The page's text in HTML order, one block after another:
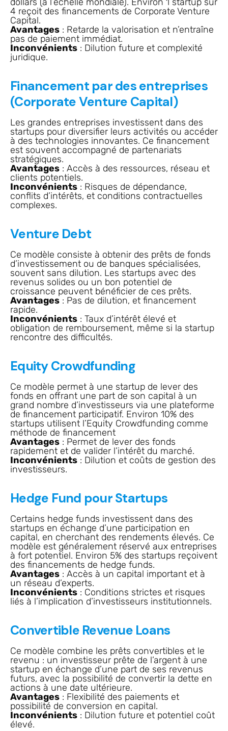
4 reçoit des financements de Corporate Venture
Capital.
Avantages : Retarde la valorisation et n’entraîne
pas de paiement immédiat.
Inconvénients : Dilution future et complexité
juridique.
Financement par des entreprises
(Corporate Venture Capital)
Les grandes entreprises investissent dans des
startups pour diversifier leurs activités ou accéder
à des technologies innovantes. Ce financement
est souvent accompagné de partenariats
stratégiques.
Avantages : Accès à des ressources, réseau et
clients potentiels.
Inconvénients : Risques de dépendance,
conflits d’intérêts, et conditions contractuelles
complexes.
Venture Debt
Ce modèle consiste à obtenir des prêts de fonds
d’investissement ou de banques spécialisées,
souvent sans dilution. Les startups avec des
revenus solides ou un bon potentiel de
croissance peuvent bénéficier de ces prêts.
Avantages : Pas de dilution, et financement
rapide.
Inconvénients : Taux d’intérêt élevé et
obligation de remboursement, même si la startup
rencontre des difficultés.
Equity Crowdfunding
Ce modèle permet à une startup de lever des
fonds en offrant une part de son capital à un
grand nombre d’investisseurs via une plateforme
de financement participatif. Environ 10% des
startups utilisent l’Equity Crowdfunding comme
méthode de financement
Avantages : Permet de lever des fonds
rapidement et de valider l’intérêt du marché.
Inconvénients : Dilution et coûts de gestion des
investisseurs.
Hedge Fund pour Startups
Certains hedge funds investissent dans des
startups en échange d’une participation en
capital, en cherchant des rendements élevés. Ce
modèle est généralement réservé aux entreprises
à fort potentiel. Environ 5% des startups reçoivent
des financements de hedge funds.
Avantages : Accès à un capital important et à
un réseau d’experts.
Inconvénients : Conditions strictes et risques
liés à l’implication d’investisseurs institutionnels.
Convertible Revenue Loans
Ce modèle combine les prêts convertibles et le
revenu : un investisseur prête de l’argent à une
startup en échange d’une part de ses revenus
futurs, avec la possibilité de convertir la dette en
actions à une date ultérieure.
Avantages : Flexibilité des paiements et
possibilité de conversion en capital.
Inconvénients : Dilution future et potentiel coût
élevé.